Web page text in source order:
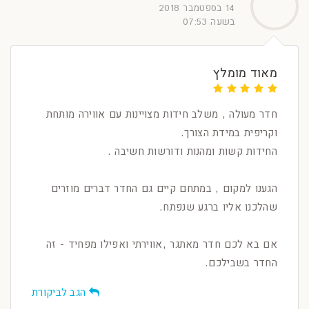
14 בספטמבר 2018
בשעה 07:53
מאוד מומלץ
חדר מעולה , משלב חידות מצויינות עם אווירה מותחת
וקריפית במידת הצורך.
החידות קשות ומהנות ודורשות חשיבה .
הגענו למקום , במתחם קיים גם החדר דברים מוזרים
שהלכנו אליו ברגע שנפתח.
אם בא לכם חדר מאתגר ,אווירתי ואפילו מפחיד - זה
החדר בשבילכם.
הגב לביקורת